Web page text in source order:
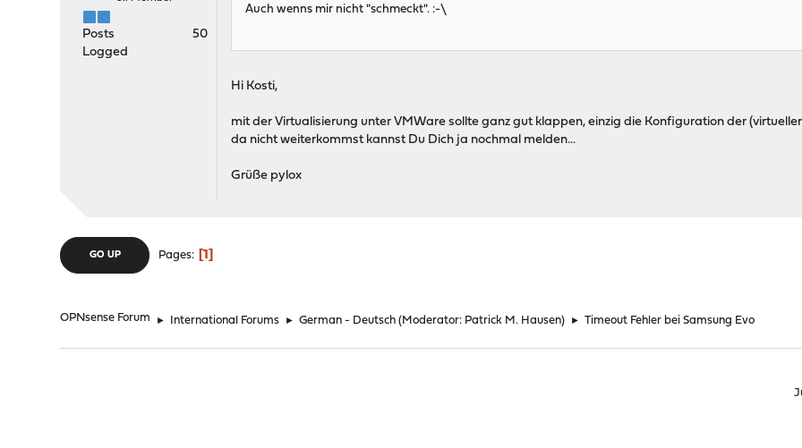
Posts
50
Logged
Auch wenns mir nicht "schmeckt". :-\
Hi Kosti,
mit der Virtualisierung unter VMWare sollte ganz gut klappen, einzig die Konfiguration der
da nicht weiterkommst kannst Du Dich ja nochmal melden...
Grüße pylox
GO UP Pages 1
OPNsense Forum ► International Forums ► German - Deutsch (Moderator: Patrick M. Hausen) ► Timeout Fehler bei Samsung Evo